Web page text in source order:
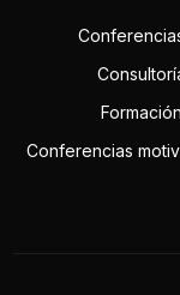
Formación
Conferencias